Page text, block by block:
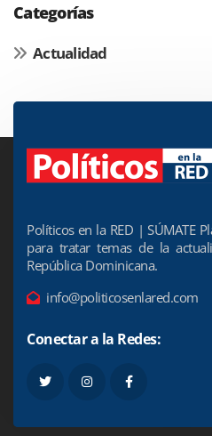
Categorías
Actualidad
Políticos en la RED | SÚMATE
para tratar temas de la
República Dominicana.
info@politicosenlared.com
Conectar a la Redes: